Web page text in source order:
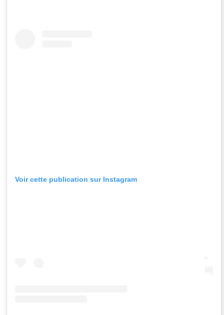
Voir cette publication sur Instagram